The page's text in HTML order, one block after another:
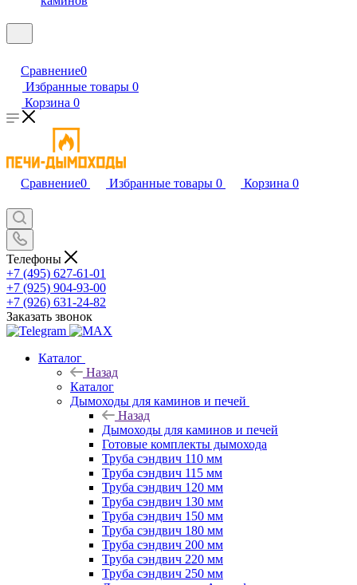
Сравнение0
Избранные товары 0
Корзина 0
Сравнение0 Избранные товары 0 Корзина 0
Телефоны
+7 (495) 627-61-01
+7 (925) 904-93-00
+7 (926) 631-24-82
Заказать звонок
Каталог
Назад
Каталог
Дымоходы для каминов и печей
Назад
Дымоходы для каминов и печей
Готовые комплекты дымохода
Труба сэндвич 110 мм
Труба сэндвич 115 мм
Труба сэндвич 120 мм
Труба сэндвич 130 мм
Труба сэндвич 150 мм
Труба сэндвич 180 мм
Труба сэндвич 200 мм
Труба сэндвич 220 мм
Труба сэндвич 250 мм